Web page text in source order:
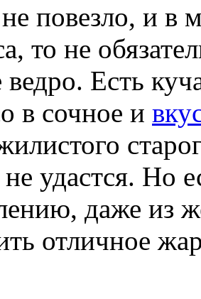
повезло, и в
то не
Есть
в сочное и
удастся. Но
даже из
отличное